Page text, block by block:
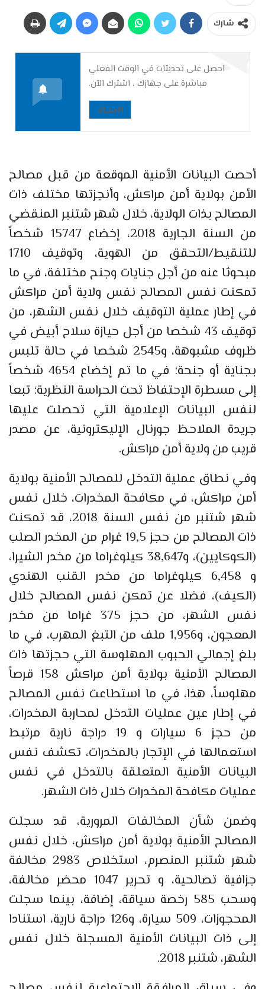
شارك
احصل على تحديثات في الوقت الفعلي
مباشرة على جهازك ، اشترك الآن.
الاشتراك
أحصت البيانات الأمنية الموقعة من قبل مصالح
الأمن بولاية أمن مراكش، وأنجزتها مختلف ذات
المصالح بذات الولاية، خلال شهر شتنبر المنقضي
من السنة الجارية 2018، إخضاع 15747 شخصاً
للتنقيط/التحقق من الهوية، وتوقيف 1710
مبحوثا عنه من أجل جنايات وجنح مختلفة، في ما
تمكنت نفس المصالح نفس ولاية أمن مراكش
في إطار عملية التوقيف خلال نفس الشهر، من
توقيف 43 شخصا من أجل حيازة سلاح أبيض في
ظروف مشبوهة، و2545 شخصا في حالة تلبس
بجناية أو جنحة؛ في ما تم إخضاع 4654 شخصاً
إلى مسطرة الإحتفاظ تحت الحراسة النظرية؛ تبعا
لنفس البيانات الإعلامية التي تحصلت عليها
جريدة الملاحظ جورنال الإليكترونية، عن مصدر
قريب من ولاية أمن مراكش.
وفي نطاق عملية التدخل للمصالح الأمنية بولاية
أمن مراكش، في مكافحة المخدرات، خلال نفس
شهر شتنبر من نفس السنة 2018، قد تمكنت
ذات المصالح من حجز 19,5 غرام من المخدر الصلب
(الكوكايين)، و38,647 كيلوغراما من مخدر الشيرا،
و 6,458 كيلوغراما من مخدر القنب الهندي
(الكيف)، فضلا عن تمكن نفس المصالح خلال
نفس الشهر، من حجز 375 غراما من مخدر
المعجون، و1,956 ملف من التبغ المهرب، في ما
بلغ إجمالي الحبوب المهلوسة التي حجزتها ذات
المصالح الأمنية بولاية أمن مراكش 158 قرصاً
مهلوساً، هذا، في ما استطاعت نفس المصالح
في إطار عين عمليات التدخل لمحاربة المخدرات،
من حجز 6 سيارات و 19 دراجة نارية مرتبط
استعمالها في الإتجار بالمخدرات، تكشف نفس
البيانات الأمنية المتعلقة بالتدخل في نفس
عمليات مكافحة المخدرات خلال ذات الشهر.
وضمن شأن المخالفات المرورية، قد سجلت
المصالح الأمنية بولاية أمن مراكش، خلال نفس
شهر شتنبر المنصرم، استخلاص 2983 مخالفة
جزافية تصالحية، و تحرير 1047 محضر مخالفة،
وسحب 585 رخصة سياقة، إضافة، بينما سجلت
المحجوزات، 509 سيارة، و126 دراجة نارية، استنادا
إلى ذات البيانات الأمنية المسجلة خلال نفس
الشهر، شتنبر 2018.